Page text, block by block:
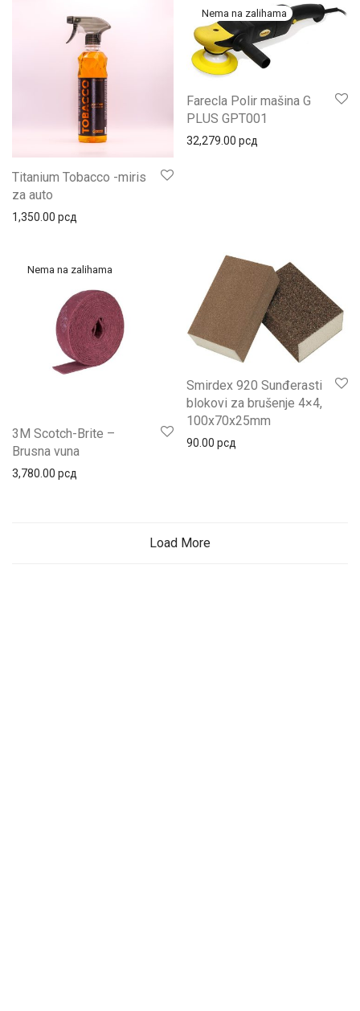
Titanium Tobacco -miris
za auto
1,350.00 рсд
Farecla Polir mašina G
PLUS GPT001
32,279.00 рсд
3M Scotch-Brite –
Brusna vuna
3,780.00 рсд
Smirdex 920 Sunđerasti
blokovi za brušenje 4×4,
100x70x25mm
90.00 рсд
Load More